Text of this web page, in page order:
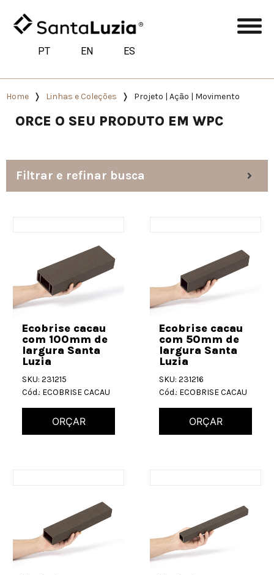
PT EN ES
Home Linhas e Coleções Projeto | Ação | Movimento
ORCE O SEU PRODUTO EM WPC
Filtrar e refinar busca
Ecobrise cacau
com 100mm de
largura Santa
Luzia
SKU: 231215
Cód.: ECOBRISE CACAU
ORÇAR
Ecobrise cacau
com 50mm de
largura Santa
Luzia
SKU: 231216
Cód.: ECOBRISE CACAU
ORÇAR